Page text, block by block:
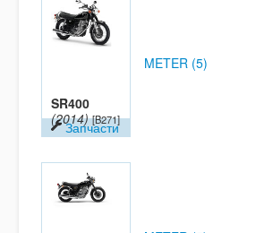
SR400
(2014) [B271]
Запчасти
METER (5)